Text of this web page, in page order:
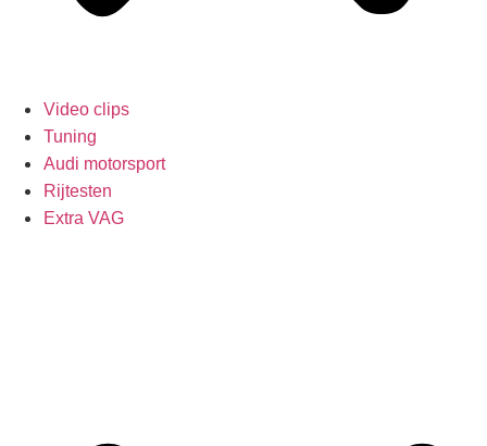
Video clips
Tuning
Audi motorsport
Rijtesten
Extra VAG